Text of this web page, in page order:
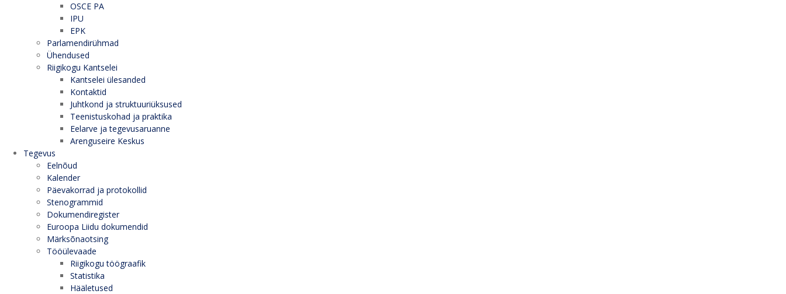
OSCE PA
IPU
EPK
Parlamendirühmad
Ühendused
Riigikogu Kantselei
Kantselei ülesanded
Kontaktid
Juhtkond ja struktuuriüksused
Teenistuskohad ja praktika
Eelarve ja tegevusaruanne
Arenguseire Keskus
Tegevus
Eelnõud
Kalender
Päevakorrad ja protokollid
Stenogrammid
Dokumendiregister
Euroopa Liidu dokumendid
Märksõnaotsing
Tööülevaade
Riigikogu töögraafik
Statistika
Hääletused